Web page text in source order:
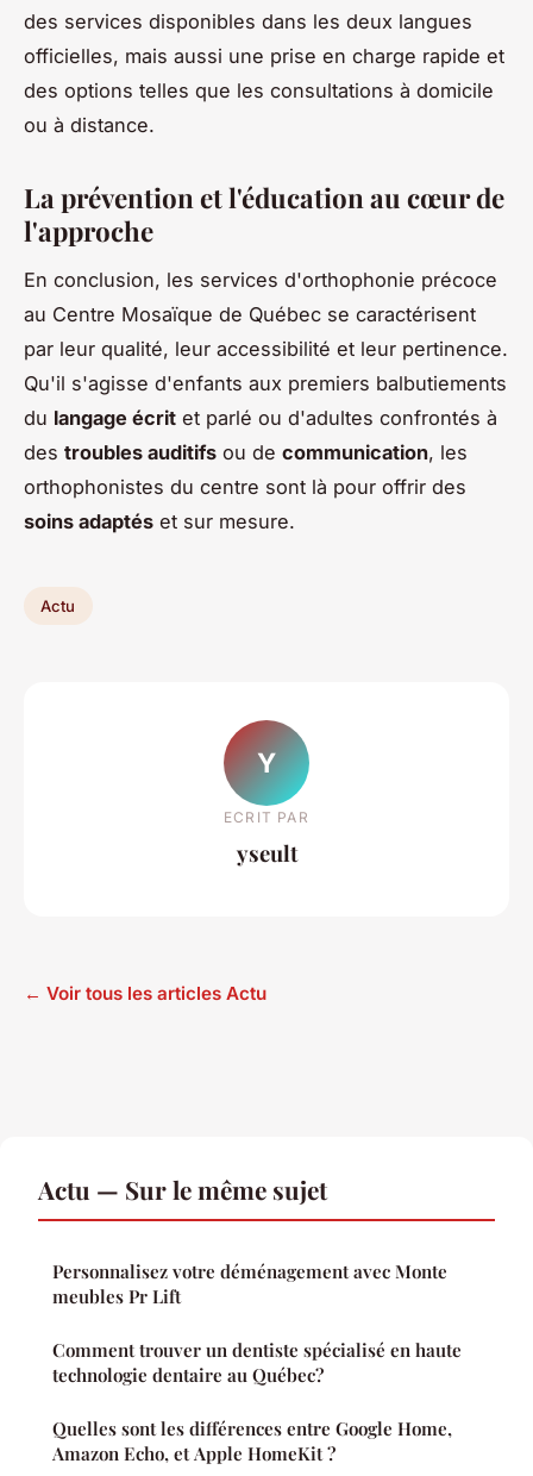
des services disponibles dans les deux langues
officielles, mais aussi une prise en charge rapide et
des options telles que les consultations à domicile
ou à distance.
La prévention et l'éducation au cœur de
l'approche
En conclusion, les services d'orthophonie précoce
au Centre Mosaïque de Québec se caractérisent
par leur qualité, leur accessibilité et leur pertinence.
Qu'il s'agisse d'enfants aux premiers balbutiements
du langage écrit et parlé ou d'adultes confrontés à
des troubles auditifs ou de communication, les
orthophonistes du centre sont là pour offrir des
soins adaptés et sur mesure.
Actu
Y
ECRIT PAR
yseult
← Voir tous les articles Actu
Actu — Sur le même sujet
Personnalisez votre déménagement avec Monte
meubles Pr Lift
Comment trouver un dentiste spécialisé en haute
technologie dentaire au Québec?
Quelles sont les différences entre Google Home,
Amazon Echo, et Apple HomeKit ?